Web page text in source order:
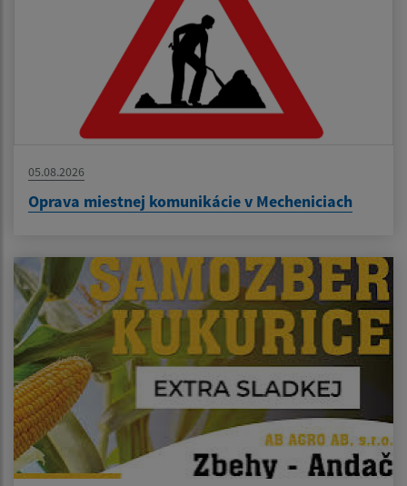
05.08.2026
Oprava miestnej komunikácie v Mecheniciach